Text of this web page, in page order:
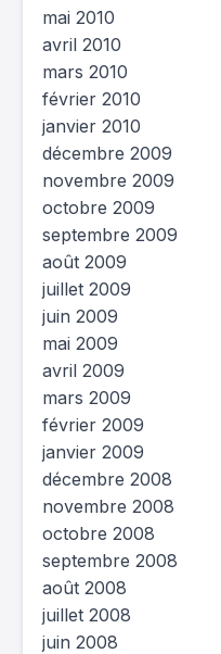
mai 2010
avril 2010
mars 2010
février 2010
janvier 2010
décembre 2009
novembre 2009
octobre 2009
septembre 2009
août 2009
juillet 2009
juin 2009
mai 2009
avril 2009
mars 2009
février 2009
janvier 2009
décembre 2008
novembre 2008
octobre 2008
septembre 2008
août 2008
juillet 2008
juin 2008